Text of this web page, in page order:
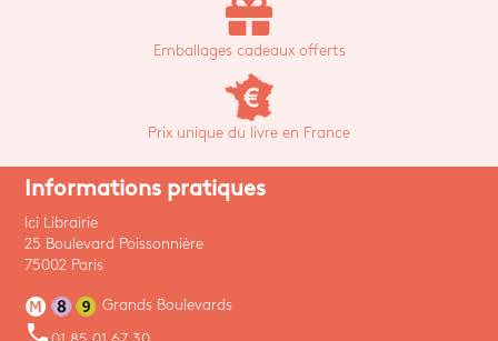
Emballages cadeaux offerts
Prix unique du livre en France
Informations pratiques
Ici Librairie
25 Boulevard Poissonnière
75002 Paris
Grands Boulevards
phone